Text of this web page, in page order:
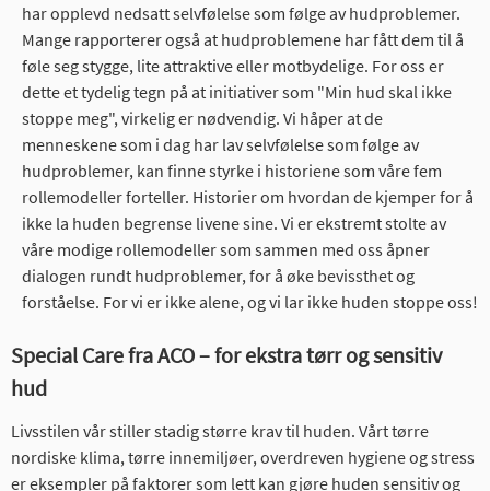
har opplevd nedsatt selvfølelse som følge av hudproblemer.
Mange rapporterer også at hudproblemene har fått dem til å
føle seg stygge, lite attraktive eller motbydelige. For oss er
dette et tydelig tegn på at initiativer som "Min hud skal ikke
stoppe meg", virkelig er nødvendig. Vi håper at de
menneskene som i dag har lav selvfølelse som følge av
hudproblemer, kan finne styrke i historiene som våre fem
rollemodeller forteller. Historier om hvordan de kjemper for å
ikke la huden begrense livene sine. Vi er ekstremt stolte av
våre modige rollemodeller som sammen med oss åpner
dialogen rundt hudproblemer, for å øke bevissthet og
forståelse. For vi er ikke alene, og vi lar ikke huden stoppe oss!
Special Care fra ACO – for ekstra tørr og sensitiv
hud
Livsstilen vår stiller stadig større krav til huden. Vårt tørre
nordiske klima, tørre innemiljøer, overdreven hygiene og stress
er eksempler på faktorer som lett kan gjøre huden sensitiv og